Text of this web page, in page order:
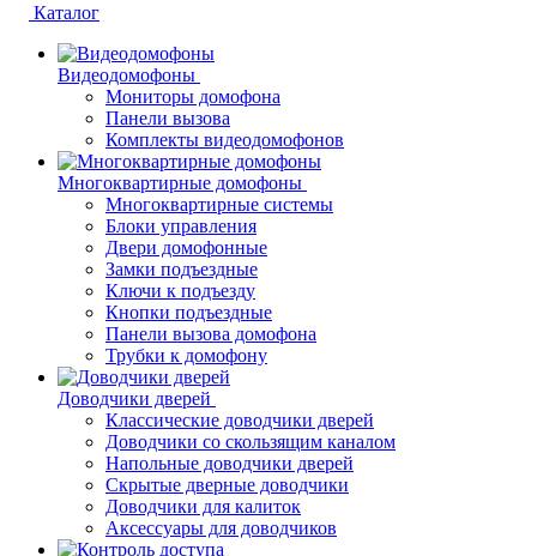
Каталог
Видеодомофоны
Мониторы домофона
Панели вызова
Комплекты видеодомофонов
Многоквартирные домофоны
Многоквартирные системы
Блоки управления
Двери домофонные
Замки подъездные
Ключи к подъезду
Кнопки подъездные
Панели вызова домофона
Трубки к домофону
Доводчики дверей
Классические доводчики дверей
Доводчики со скользящим каналом
Напольные доводчики дверей
Скрытые дверные доводчики
Доводчики для калиток
Аксессуары для доводчиков